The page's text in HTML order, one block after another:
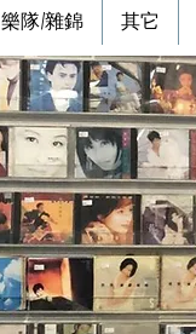
樂隊/雜錦 其它